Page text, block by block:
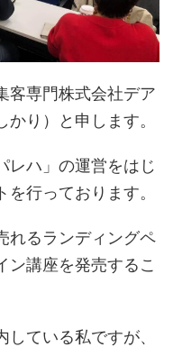
客専門株式会社デア
り）と申します。
レハ」の運営をはじ
行っております。
れるランディングペ
ン講座を発売するこ
ている私ですが、